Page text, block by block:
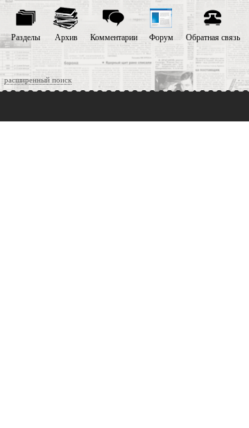
расширенный поиск
Разделы Архив Комментарии Форум Обратная связь